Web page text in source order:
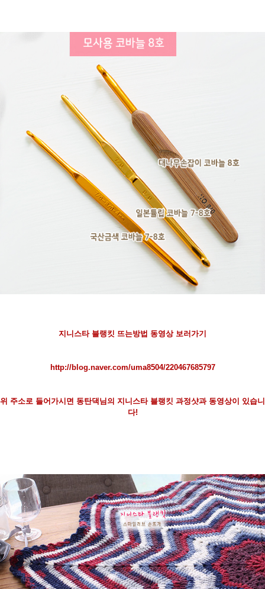
지니스타 블랭킷 뜨는방법 동영상 보러가기
http://blog.naver.com/uma8504/220467685797
위 주소로 들어가시면 동탄댁님의 지니스타 블랭킷 과정샷과 동영상이 있습니
다!